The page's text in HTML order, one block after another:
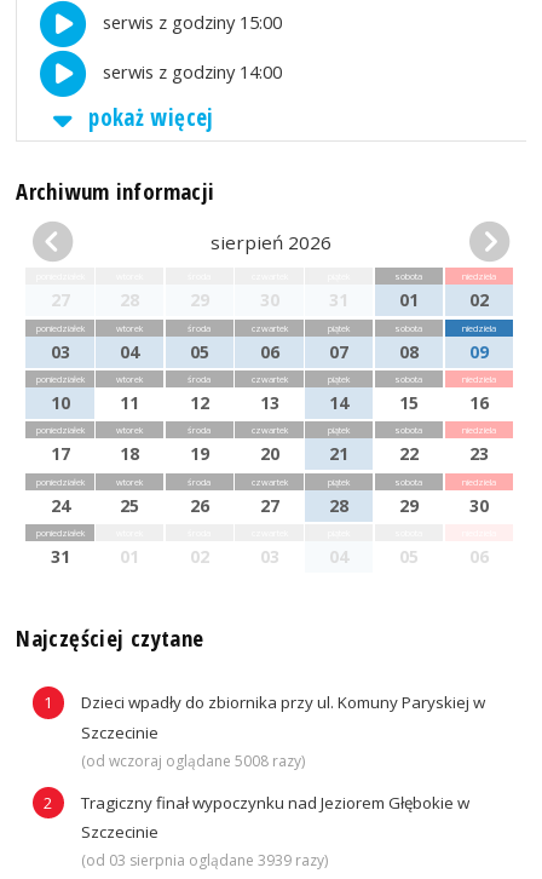
serwis z godziny 15:00
serwis z godziny 14:00
pokaż więcej
Archiwum informacji
sierpień 2026
27 28 29 30 31
sobota
01
niedziela
02
poniedziałek
03
wtorek
04
środa
05
czwartek
06
piątek
07
sobota
08
niedziela
09
poniedziałek
10
wtorek
11
środa
12
czwartek
13
piątek
14
sobota
15
niedziela
16
poniedziałek
17
wtorek
18
środa
19
czwartek
20
piątek
21
sobota
22
niedziela
23
poniedziałek
24
wtorek
25
środa
26
czwartek
27
piątek
28
sobota
29
niedziela
30
poniedziałek
31 01 02 03 04 05 06
Najczęściej czytane
Dzieci wpadły do zbiornika przy ul. Komuny Paryskiej w
Szczecinie
(od wczoraj oglądane 5008 razy)
Tragiczny finał wypoczynku nad Jeziorem Głębokie w
Szczecinie
(od 03 sierpnia oglądane 3939 razy)